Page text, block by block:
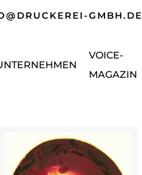
GMBH.DE
VOICE-
MAGAZIN